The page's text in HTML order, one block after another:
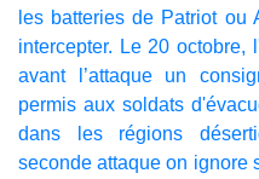
les batteries de Patriot ou
intercepter. Le 20 octobre,
avant l’attaque un
permis aux soldats
dans les régions
seconde attaque on ignore